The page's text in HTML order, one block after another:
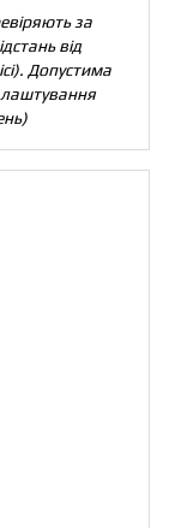
за
від
Допустима